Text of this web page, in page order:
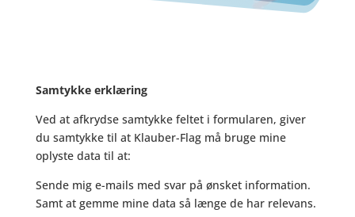
Samtykke erklæring
Ved at afkrydse samtykke feltet i formularen, giver
du samtykke til at Klauber-Flag må bruge mine
oplyste data til at:
Sende mig e-mails med svar på ønsket information.
Samt at gemme mine data så længe de har relevans.